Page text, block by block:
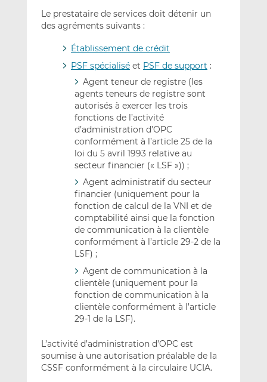
Le prestataire de services doit détenir un
des agréments suivants :
Établissement de crédit
PSF spécialiséet PSF de support :
Agent teneur de registre (les
agents teneurs de registre sont
autorisés à exercer les trois
fonctions de l’activité
d’administration d’OPC
conformément à l’article 25 de la
loi du 5 avril 1993 relative au
secteur financier (« LSF »)) ;
Agent administratif du secteur
financier (uniquement pour la
fonction de calcul de la VNI et de
comptabilité ainsi que la fonction
de communication à la clientèle
conformément à l’article 29-2 de la
LSF) ;
Agent de communication à la
clientèle (uniquement pour la
fonction de communication à la
clientèle conformément à l’article
29-1 de la LSF).
L’activité d’administration d’OPC est
soumise à une autorisation préalable de la
CSSF conformément à la circulaire UCIA.